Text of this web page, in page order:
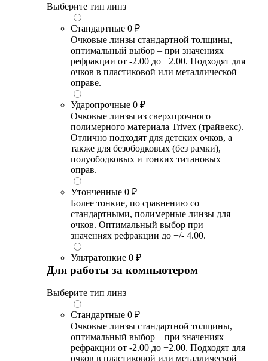
Выберите тип линз
Стандартные 0 ₽
Очковые линзы стандартной толщины,
оптимальный выбор – при значениях
рефракции от -2.00 до +2.00. Подходят для
очков в пластиковой или металлической
оправе.
Ударопрочные 0 ₽
Очковые линзы из сверхпрочного
полимерного материала Trivex (трайвекс).
Отлично подходят для детских очков, а
также для безободковых (без рамки),
полуободковых и тонких титановых
оправ.
Утонченные 0 ₽
Более тонкие, по сравнению со
стандартными, полимерные линзы для
очков. Оптимальный выбор при
значениях рефракции до +/- 4.00.
Ультратонкие 0 ₽
Для работы за компьютером
Выберите тип линз
Стандартные 0 ₽
Очковые линзы стандартной толщины,
оптимальный выбор – при значениях
рефракции от -2.00 до +2.00. Подходят для
очков в пластиковой или металлической